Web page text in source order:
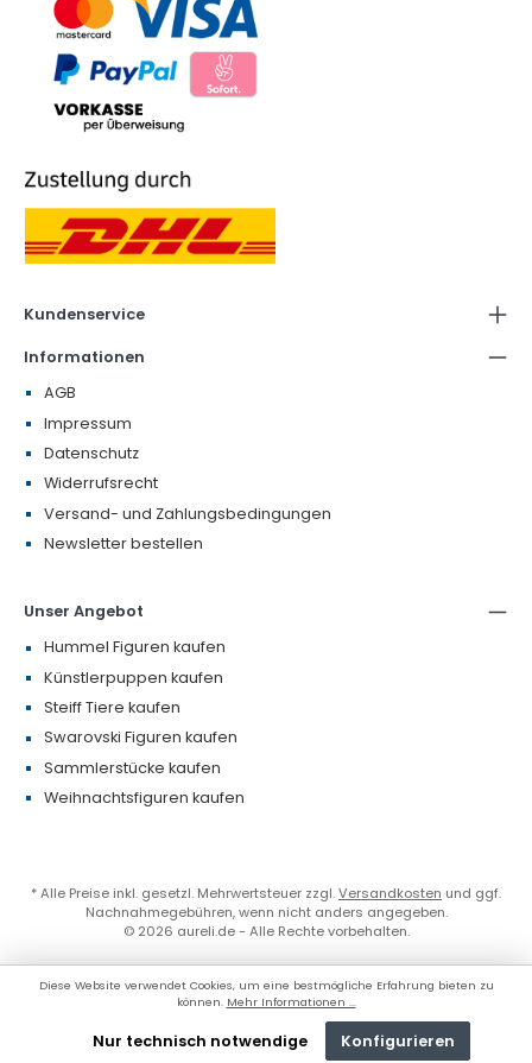
Kundenservice
Informationen
AGB
Impressum
Datenschutz
Widerrufsrecht
Versand- und Zahlungsbedingungen
Newsletter bestellen
Unser Angebot
Hummel Figuren kaufen
Künstlerpuppen kaufen
Steiff Tiere kaufen
Swarovski Figuren kaufen
Sammlerstücke kaufen
Weihnachtsfiguren kaufen
* Alle Preise inkl. gesetzl. Mehrwertsteuer zzgl.Versandkosten und ggf.
Nachnahmegebühren, wenn nicht anders angegeben.
© 2026 aureli.de - Alle Rechte vorbehalten.
Diese Website verwendet Cookies, um eine bestmögliche Erfahrung bieten zu
können. Mehr Informationen ...
Nur technisch notwendige Konfigurieren